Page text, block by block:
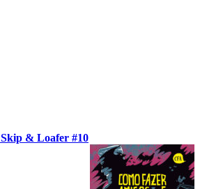
Skip & Loafer #10